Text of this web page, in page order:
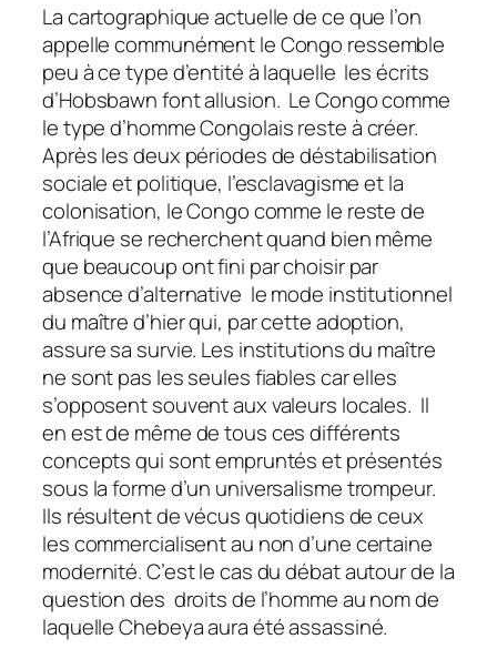
La cartographique actuelle de ce que l’on
appelle communément le Congo ressemble
peu à ce type d’entité à laquelle les écrits
d’Hobsbawn font allusion. Le Congo comme
le type d’homme Congolais reste à créer.
Après les deux périodes de déstabilisation
sociale et politique, l’esclavagisme et la
colonisation, le Congo comme le reste de
l’Afrique se recherchent quand bien même
que beaucoup ont fini par choisir par
absence d’alternative le mode institutionnel
du maître d’hier qui, par cette adoption,
assure sa survie. Les institutions du maître
ne sont pas les seules fiables car elles
s’opposent souvent aux valeurs locales. Il
en est de même de tous ces différents
concepts qui sont empruntés et présentés
sous la forme d’un universalisme trompeur.
Ils résultent de vécus quotidiens de ceux
les commercialisent au non d’une certaine
modernité. C’est le cas du débat autour de la
question des droits de l’homme au nom de
laquelle Chebeya aura été assassiné.